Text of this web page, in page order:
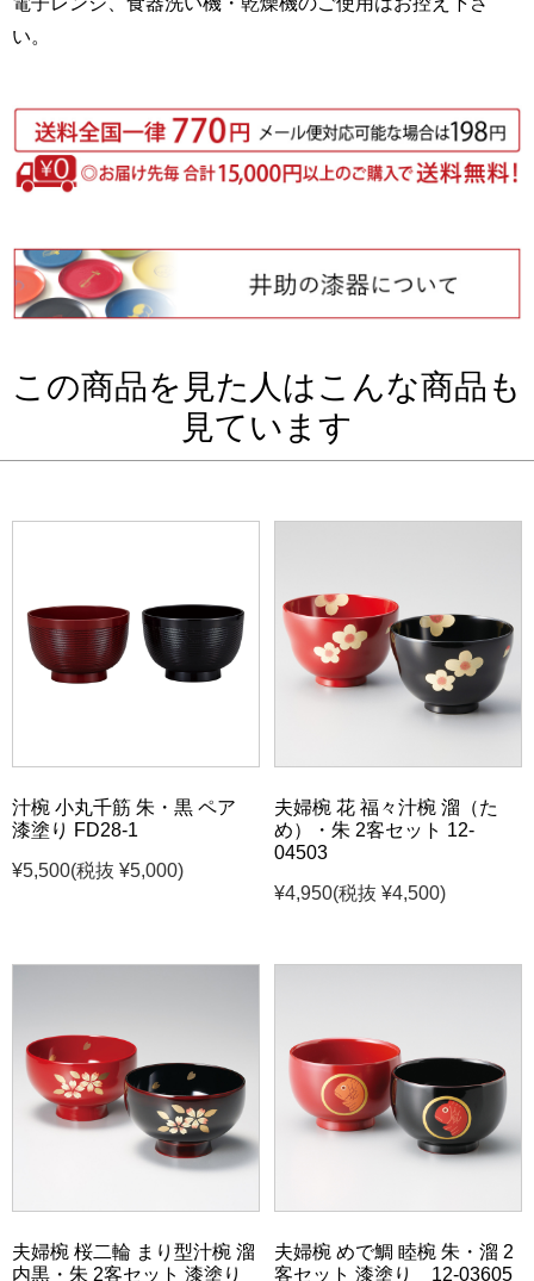
い。
この商品を見た人はこんな商品も
見ています
汁椀 小丸千筋 朱・黒 ペア
漆塗り FD28-1
¥5,500(税抜 ¥5,000)
夫婦椀 花 福々汁椀 溜（た
め）・朱 2客セット 12-
04503
¥4,950(税抜 ¥4,500)
夫婦椀 桜二輪 まり型汁椀 溜
内黒・朱 2客セット 漆塗り
夫婦椀 めで鯛 睦椀 朱・溜 2
客セット 漆塗り 12-03605